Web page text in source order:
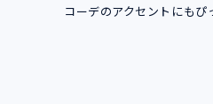
コーデのアクセントにもぴ